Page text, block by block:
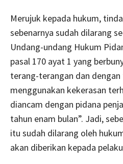
Merujuk kepada hukum,
sebenarnya sudah dilarang
Undang-undang Hukum
pasal 170 ayat 1 yang
terang-terangan dan
menggunakan kekerasan
diancam dengan pidana
tahun enam bulan”. Jadi,
itu sudah dilarang oleh
akan diberikan kepada